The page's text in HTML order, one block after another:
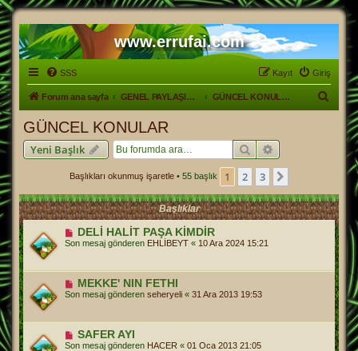
www.errufai.com
SSS Giriş
Kayıt
Forum ana sayfa GENEL PAYLAŞIM ALANI GÜNCEL KONULAR
GÜNCEL KONULAR
Yeni Başlık Ara Gelişmiş arama
Başlıkları okunmuş işaretle • 55 başlık 1 2 3
Başlıklar
DELİ HALİT PAŞA KİMDİR
Son mesaj gönderen EHLİBEYT « 10 Ara 2024 15:21
MEKKE' NIN FETHI
Son mesaj gönderen seheryeli « 31 Ara 2013 19:53
SAFER AYI
Son mesaj gönderen HACER « 01 Oca 2013 21:05